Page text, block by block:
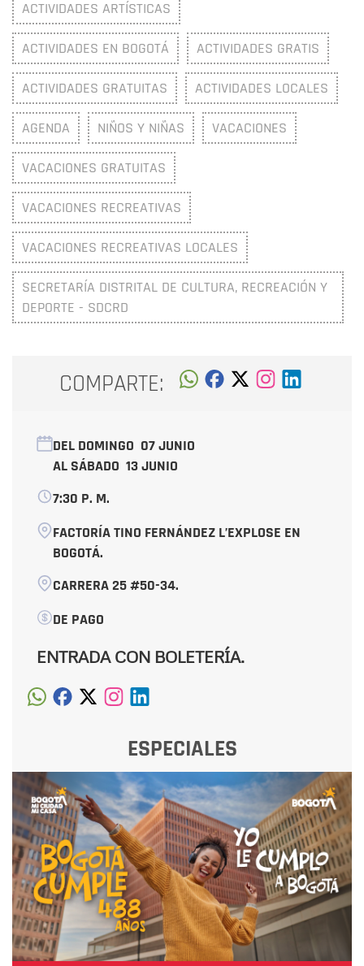
ACTIVIDADES ARTÍSTICAS
ACTIVIDADES EN BOGOTÁ ACTIVIDADES GRATIS
ACTIVIDADES GRATUITAS ACTIVIDADES LOCALES
AGENDA NIÑOS Y NIÑAS VACACIONES
VACACIONES GRATUITAS
VACACIONES RECREATIVAS
VACACIONES RECREATIVAS LOCALES
SECRETARÍA DISTRITAL DE CULTURA, RECREACIÓN Y
DEPORTE - SDCRD
COMPARTE:
DEL DOMINGO 07 JUNIO
AL SÁBADO 13 JUNIO
7:30 P. M.
FACTORÍA TINO FERNÁNDEZ L’EXPLOSE EN
BOGOTÁ.
CARRERA 25 #50-34.
DE PAGO
ENTRADA CON BOLETERÍA.
ESPECIALES